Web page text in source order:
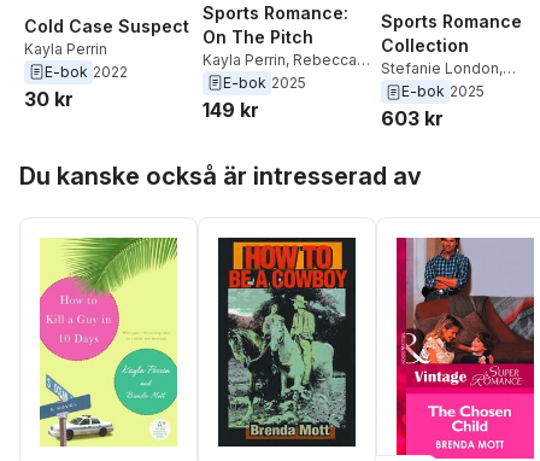
Cold Case Suspect
Kayla Perrin
E-bok 2022
30 kr
Sports Romance:
On The Pitch
Kayla Perrin, Rebecca
Winters,Kate Hardy
E-bok 2025
149 kr
Sports Romance
Collection
Stefanie London,
Soraya Lane,Michelle
Smart ,Anna DePalo
Amy Andrews
Frances,Sophie
Pembroke,Maya
Kate Hardy,Victoria
Parker,Kayla Perrin
Susan Stephens,Teri
Wilson,Rebecca
Winters
E-bok 2025
603 kr
Du kanske också är intresserad av